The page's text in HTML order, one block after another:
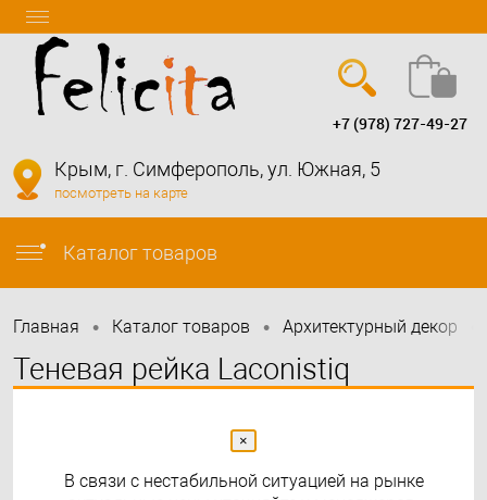
info@felicita-crimea.ru
+7 (978) 727-49-27
Крым, г. Симферополь, ул. Южная, 5
посмотреть на карте
Каталог товаров
Главная • Каталог товаров • Архитектурный декор
Теневая рейка Laconistiq
разноуровневых стен
серебряный анодированный
×
В связи с нестабильной ситуацией на рынке